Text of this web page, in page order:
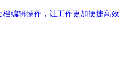
编辑操作，让工作更加便捷高效